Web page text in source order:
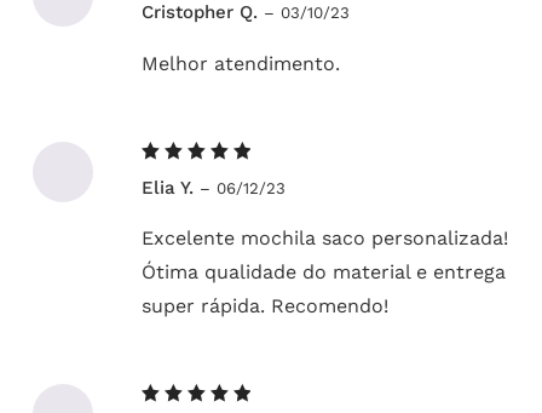
5de 5
Cristopher Q. – 03/10/23
Melhor atendimento.
5de 5
Elia Y. – 06/12/23
Excelente mochila saco personalizada!
Ótima qualidade do material e entrega
super rápida. Recomendo!